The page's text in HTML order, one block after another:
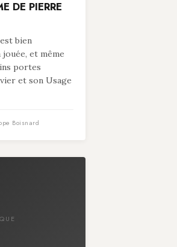
DE PIERRE
bien
jouée, et même
portes
et son Usage
Boisnard